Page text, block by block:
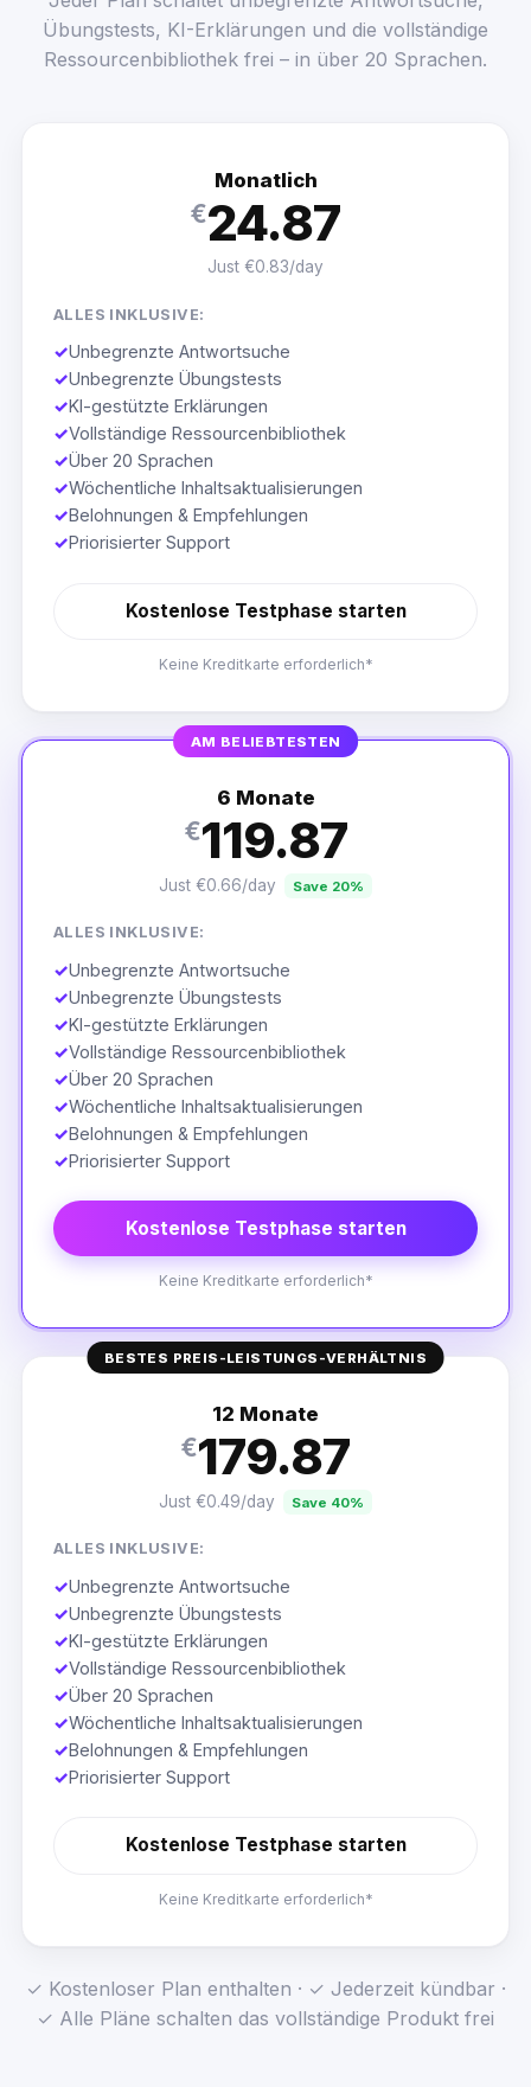
Übungstests, KI-Erklärungen und die vollständige
Ressourcenbibliothek frei – in über 20 Sprachen.
Monatlich
€24.87
Just €0.83/day
ALLES INKLUSIVE:
✓Unbegrenzte Antwortsuche
✓Unbegrenzte Übungstests
✓KI-gestützte Erklärungen
✓Vollständige Ressourcenbibliothek
✓Über 20 Sprachen
✓Wöchentliche Inhaltsaktualisierungen
✓Belohnungen & Empfehlungen
✓Priorisierter Support
Kostenlose Testphase starten
Keine Kreditkarte erforderlich*
AM BELIEBTESTEN
6 Monate
€119.87
Just €0.66/day Save 20%
ALLES INKLUSIVE:
✓Unbegrenzte Antwortsuche
✓Unbegrenzte Übungstests
✓KI-gestützte Erklärungen
✓Vollständige Ressourcenbibliothek
✓Über 20 Sprachen
✓Wöchentliche Inhaltsaktualisierungen
✓Belohnungen & Empfehlungen
✓Priorisierter Support
Kostenlose Testphase starten
Keine Kreditkarte erforderlich*
BESTES PREIS-LEISTUNGS-VERHÄLTNIS
12 Monate
€179.87
Just €0.49/day Save 40%
ALLES INKLUSIVE:
✓Unbegrenzte Antwortsuche
✓Unbegrenzte Übungstests
✓KI-gestützte Erklärungen
✓Vollständige Ressourcenbibliothek
✓Über 20 Sprachen
✓Wöchentliche Inhaltsaktualisierungen
✓Belohnungen & Empfehlungen
✓Priorisierter Support
Kostenlose Testphase starten
Keine Kreditkarte erforderlich*
✓ Kostenloser Plan enthalten · ✓ Jederzeit kündbar ·
✓ Alle Pläne schalten das vollständige Produkt frei